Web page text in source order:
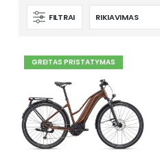
FILTRAI
GREITAS PRISTATYMAS